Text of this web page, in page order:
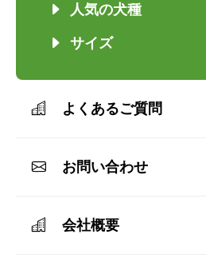
人気の犬種
サイズ
よくあるご質問
お問い合わせ
会社概要